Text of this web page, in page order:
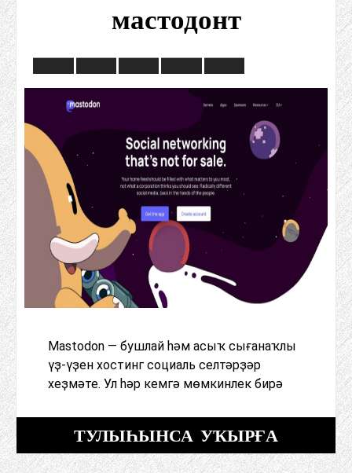
мастодонт
Mastodon — бушлай һәм асыҡ сығанаҡлы
үҙ-үҙен хостинг социаль селтәрҙәр
хеҙмәте. Ул һәр кемгә мөмкинлек бирә
ТУЛЫҺЫНСА УҠЫРҒА